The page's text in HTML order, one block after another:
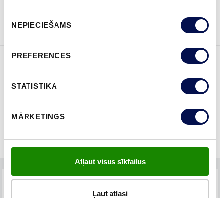
izvēle
NEPIECIEŠAMS
PREFERENCES
STATISTIKA
MĀRKETINGS
Atļaut visus sīkfailus
Ļaut atlasi
TEHNISKIE PARAMETRI